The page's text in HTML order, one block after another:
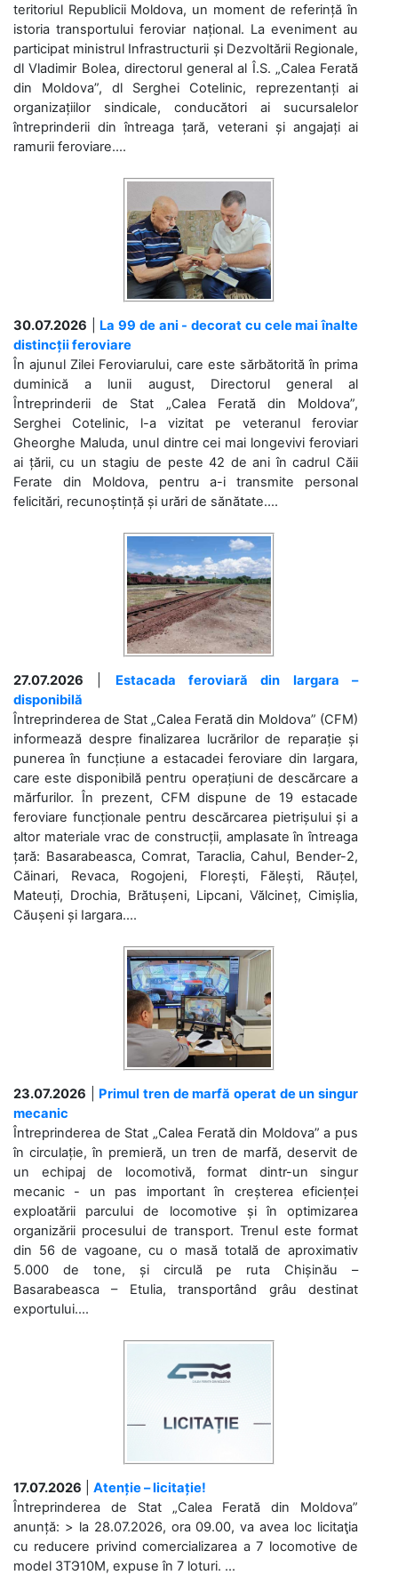
teritoriul Republicii Moldova, un moment de referință în
istoria transportului feroviar național. La eveniment au
participat ministrul Infrastructurii și Dezvoltării Regionale,
dl Vladimir Bolea, directorul general al Î.S. „Calea Ferată
din Moldova”, dl Serghei Cotelinic, reprezentanți ai
organizațiilor sindicale, conducători ai sucursalelor
întreprinderii din întreaga țară, veterani și angajați ai
ramurii feroviare....
30.07.2026
La 99 de ani - decorat cu cele mai înalte
distincții feroviare
În ajunul Zilei Feroviarului, care este sărbătorită în prima
duminică a lunii august, Directorul general al
Întreprinderii de Stat „Calea Ferată din Moldova”,
Serghei Cotelinic, l-a vizitat pe veteranul feroviar
Gheorghe Maluda, unul dintre cei mai longevivi feroviari
ai țării, cu un stagiu de peste 42 de ani în cadrul Căii
Ferate din Moldova, pentru a-i transmite personal
felicitări, recunoștință și urări de sănătate....
27.07.2026
Estacada feroviară din Iargara –
disponibilă
Întreprinderea de Stat „Calea Ferată din Moldova” (CFM)
informează despre finalizarea lucrărilor de reparație și
punerea în funcțiune a estacadei feroviare din Iargara,
care este disponibilă pentru operațiuni de descărcare a
mărfurilor. În prezent, CFM dispune de 19 estacade
feroviare funcționale pentru descărcarea pietrișului și a
altor materiale vrac de construcții, amplasate în întreaga
țară: Basarabeasca, Comrat, Taraclia, Cahul, Bender-2,
Căinari, Revaca, Rogojeni, Florești, Fălești, Răuțel,
Mateuți, Drochia, Brătușeni, Lipcani, Vălcineț, Cimișlia,
Căușeni și Iargara....
23.07.2026
Primul tren de marfă operat de un singur
mecanic
Întreprinderea de Stat „Calea Ferată din Moldova” a pus
în circulație, în premieră, un tren de marfă, deservit de
un echipaj de locomotivă, format dintr-un singur
mecanic - un pas important în creșterea eficienței
exploatării parcului de locomotive și în optimizarea
organizării procesului de transport. Trenul este format
din 56 de vagoane, cu o masă totală de aproximativ
5.000 de tone, și circulă pe ruta Chișinău –
Basarabeasca – Etulia, transportând grâu destinat
exportului....
17.07.2026
Atenție – licitație!
Întreprinderea de Stat „Calea Ferată din Moldova”
anunță: > la 28.07.2026, ora 09.00, va avea loc licitaţia
cu reducere privind comercializarea a 7 locomotive de
model 3ТЭ10М, expuse în 7 loturi. ...